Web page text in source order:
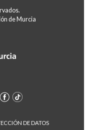
de Murcia
DE DATOS